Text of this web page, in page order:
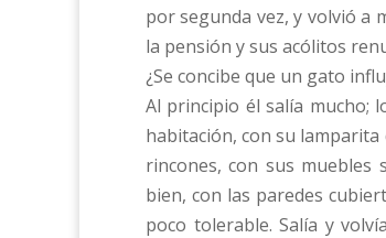
por segunda vez, y volvió a
la pensión y sus acólitos
¿Se concibe que un gato
Al principio él salía mucho;
habitación, con su
rincones, con sus muebles
bien, con las paredes
poco tolerable. Salía y